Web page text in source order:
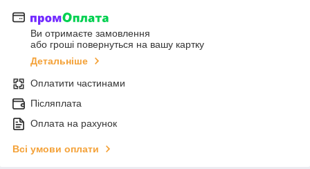
Ви отримаєте замовлення
або гроші повернуться на вашу картку
Детальніше
Оплатити частинами
Післяплата
Оплата на рахунок
Всі умови оплати